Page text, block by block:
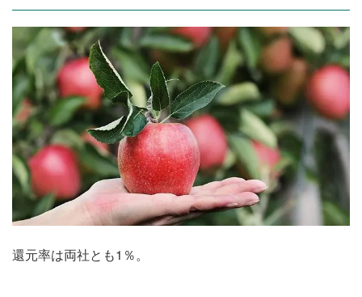
還元率は両社とも1％。